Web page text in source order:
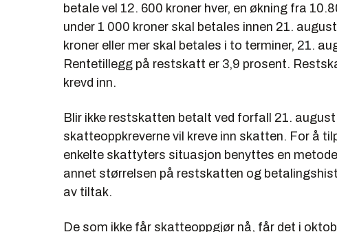
betale vel 12. 600 kroner hver, en økning fra
under 1 000 kroner skal betales innen 21.
kroner eller mer skal betales i to terminer, 21.
Rentetillegg på restskatt er 3,9 prosent.
krevd inn.
Blir ikke restskatten betalt ved forfall 21.
skatteoppkreverne vil kreve inn skatten. For å
enkelte skattyters situasjon benyttes en
annet størrelsen på restskatten og
av tiltak.
De som ikke får skatteoppgjør nå, får det i